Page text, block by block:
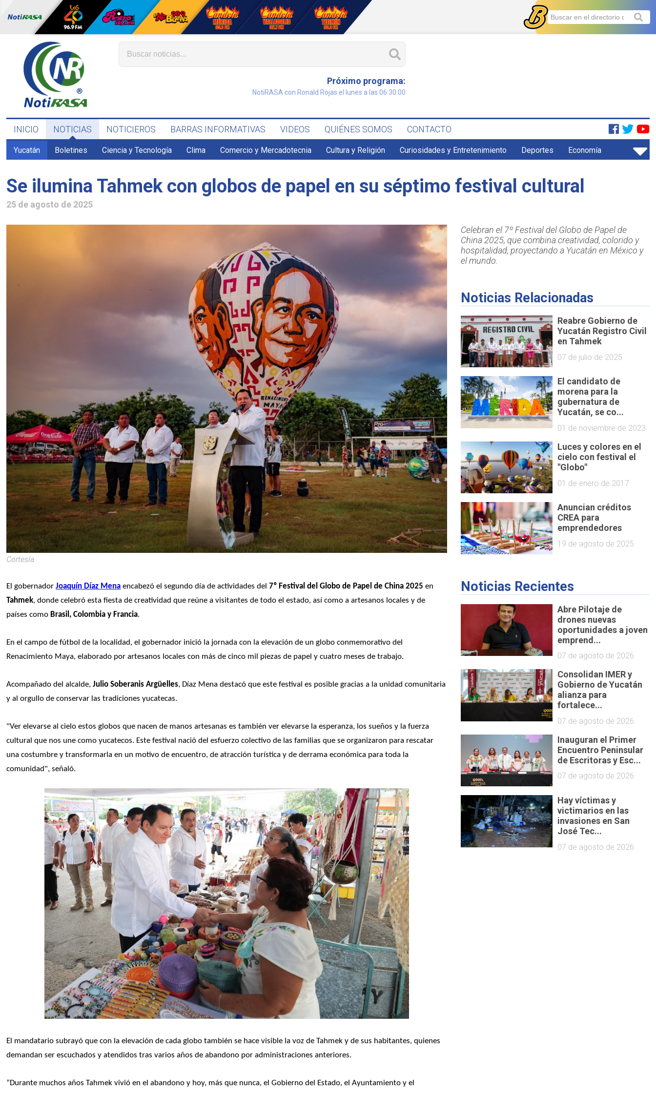
Próximo programa:
NotiRASA con Ronald Rojas el lunes a las 06:30:00
INICIO NOTICIAS NOTICIEROS BARRAS INFORMATIVAS VIDEOS QUIÉNES SOMOS CONTACTO
Yucatán Boletines Ciencia y Tecnología Clima Comercio y Mercadotecnia Cultura y Religión Curiosidades y Entretenimiento Deportes Economía
Se ilumina Tahmek con globos de papel en su séptimo festival cultural
25 de agosto de 2025
Cortesía
El gobernador Joaquín Díaz Mena encabezó el segundo día de actividades del 7º Festival del Globo de Papel de China 2025
Tahmek, donde celebró esta fiesta de creatividad que reúne a visitantes de todo el estado, así como a artesanos locales y de
países como Brasil, Colombia y Francia.
En el campo de fútbol de la localidad, el gobernador inició la jornada con la elevación de un globo conmemorativo del
Renacimiento Maya, elaborado por artesanos locales con más de cinco mil piezas de papel y cuatro meses de trabajo.
Acompañado del alcalde, Julio Soberanis Argüelles, Díaz Mena destacó que este festival es posible gracias a la unidad comunitaria
y al orgullo de conservar las tradiciones yucatecas.
"Ver elevarse al cielo estos globos que nacen de manos artesanas es también ver elevarse la esperanza, los sueños y la fuerza
cultural que nos une como yucatecos. Este festival nació del esfuerzo colectivo de las familias que se organizaron para rescatar
una costumbre y transformarla en un motivo de encuentro, de atracción turística y de derrama económica para toda la
comunidad", señaló.
El mandatario subrayó que con la elevación de cada globo también se hace visible la voz de Tahmek y de sus habitantes, quienes
demandan ser escuchados y atendidos tras varios años de abandono por administraciones anteriores.
“Durante muchos años Tahmek vivió en el abandono y hoy, más que nunca, el Gobierno del Estado, el Ayuntamiento y el
Celebran el 7º Festival del Globo de Papel de
China 2025, que combina creatividad, colorido y
hospitalidad, proyectando a Yucatán en México y
el mundo.
Noticias Relacionadas
Reabre Gobierno de
Yucatán Registro Civil
en Tahmek
07 de julio de 2025
El candidato de
morena para la
gubernatura de
Yucatán, se co...
01 de noviembre de 2023
Luces y colores en el
cielo con festival el
"Globo"
01 de enero de 2017
Anuncian créditos
CREA para
emprendedores
19 de agosto de 2025
Noticias Recientes
Abre Pilotaje de
drones nuevas
oportunidades a joven
emprend...
07 de agosto de 2026
Consolidan IMER y
Gobierno de Yucatán
alianza para
fortalece...
07 de agosto de 2026
Inauguran el Primer
Encuentro Peninsular
de Escritoras y Esc...
07 de agosto de 2026
Hay víctimas y
victimarios en las
invasiones en San
José Tec...
07 de agosto de 2026